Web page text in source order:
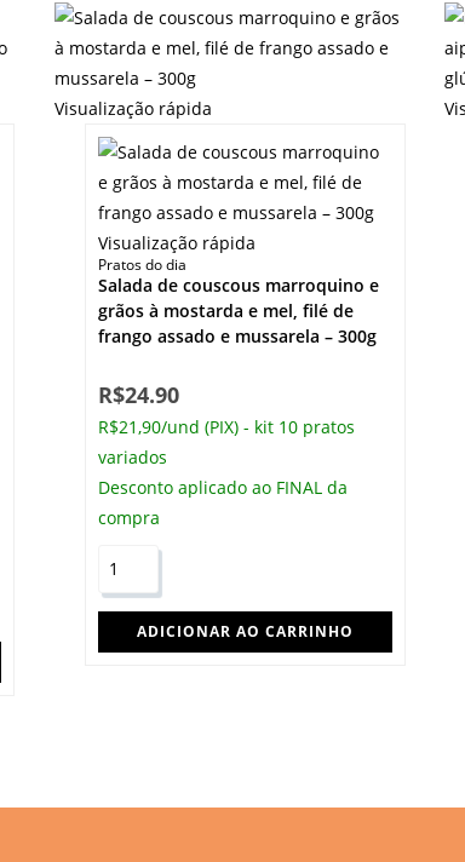
Visualização rápida
Visualização rápida
Pratos do dia
Salada de couscous marroquino e
grãos à mostarda e mel, filé de
frango assado e mussarela – 300g
R$24.90
R$21,90/und (PIX) - kit 10 pratos
variados
Desconto aplicado ao FINAL da
compra
ADICIONAR AO CARRINHO